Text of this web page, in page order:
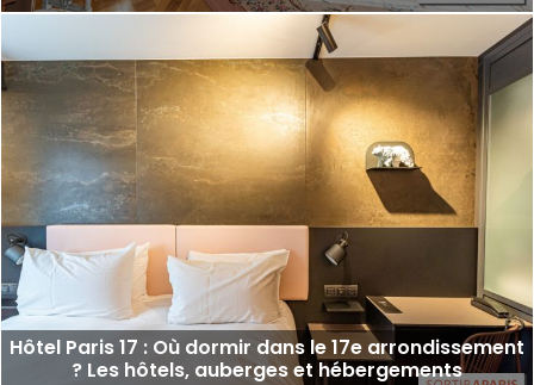
Hôtel Paris 17 : Où dormir dans le 17e arrondissement
? Les hôtels, auberges et hébergements